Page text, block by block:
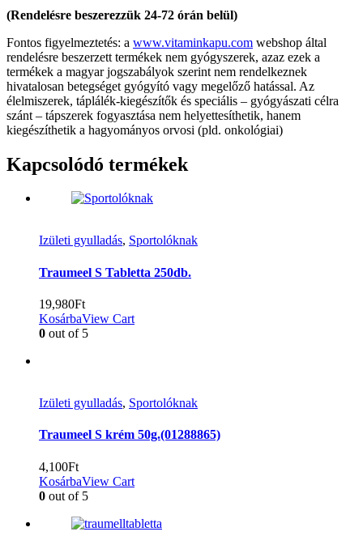
(Rendelésre beszerezzük 24-72 órán belül)
Fontos figyelmeztetés: a www.vitaminkapu.com webshop által
rendelésre beszerzett termékek nem gyógyszerek, azaz ezek a
termékek a magyar jogszabályok szerint nem rendelkeznek
hivatalosan betegséget gyógyító vagy megelőző hatással. Az
élelmiszerek, táplálék-kiegészítők és speciális – gyógyászati célra
szánt – tápszerek fogyasztása nem helyettesíthetik, hanem
kiegészíthetik a hagyományos orvosi (pld. onkológiai)
Kapcsolódó termékek
Izületi gyulladás, Sportolóknak
Traumeel S Tabletta 250db.
19,980Ft
KosárbaView Cart
0 out of 5
Izületi gyulladás, Sportolóknak
Traumeel S krém 50g.(01288865)
4,100Ft
KosárbaView Cart
0 out of 5